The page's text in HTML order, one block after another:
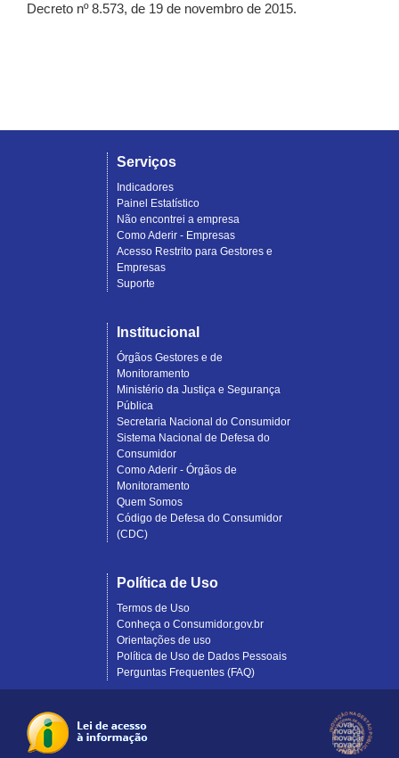
Decreto nº 8.573, de 19 de novembro de 2015.
Serviços
Indicadores
Painel Estatístico
Não encontrei a empresa
Como Aderir - Empresas
Acesso Restrito para Gestores e
Empresas
Suporte
Institucional
Órgãos Gestores e de
Monitoramento
Ministério da Justiça e Segurança
Pública
Secretaria Nacional do Consumidor
Sistema Nacional de Defesa do
Consumidor
Como Aderir - Órgãos de
Monitoramento
Quem Somos
Código de Defesa do Consumidor
(CDC)
Política de Uso
Termos de Uso
Conheça o Consumidor.gov.br
Orientações de uso
Política de Uso de Dados Pessoais
Perguntas Frequentes (FAQ)